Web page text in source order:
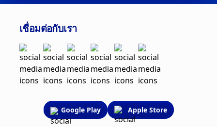
เชื่อมต่อกับเรา
Google Play Apple Store